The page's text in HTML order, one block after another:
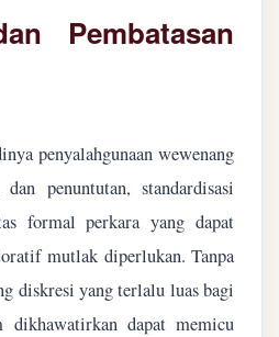
Pembatasan
penyalahgunaan wewenang
penuntutan, standardisasi
formal perkara yang dapat
mutlak diperlukan. Tanpa
diskresi yang terlalu luas bagi
dikhawatirkan dapat memicu